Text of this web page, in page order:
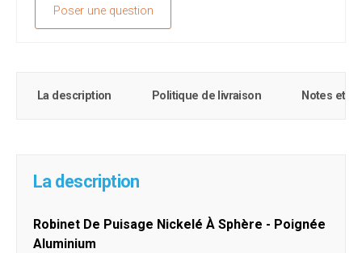
Poser une question
La description Politique de livraison Notes et
La description
Robinet De Puisage Nickelé À Sphère - Poignée
Aluminium